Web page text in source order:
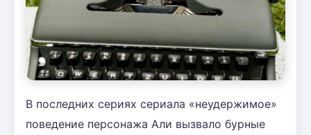
В последних сериях сериала «неудержимое»
поведение персонажа Али вызвало бурные